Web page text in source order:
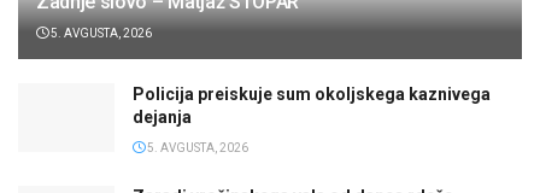
5. AVGUSTA, 2026
Policija preiskuje sum okoljskega kaznivega
dejanja
5. AVGUSTA, 2026